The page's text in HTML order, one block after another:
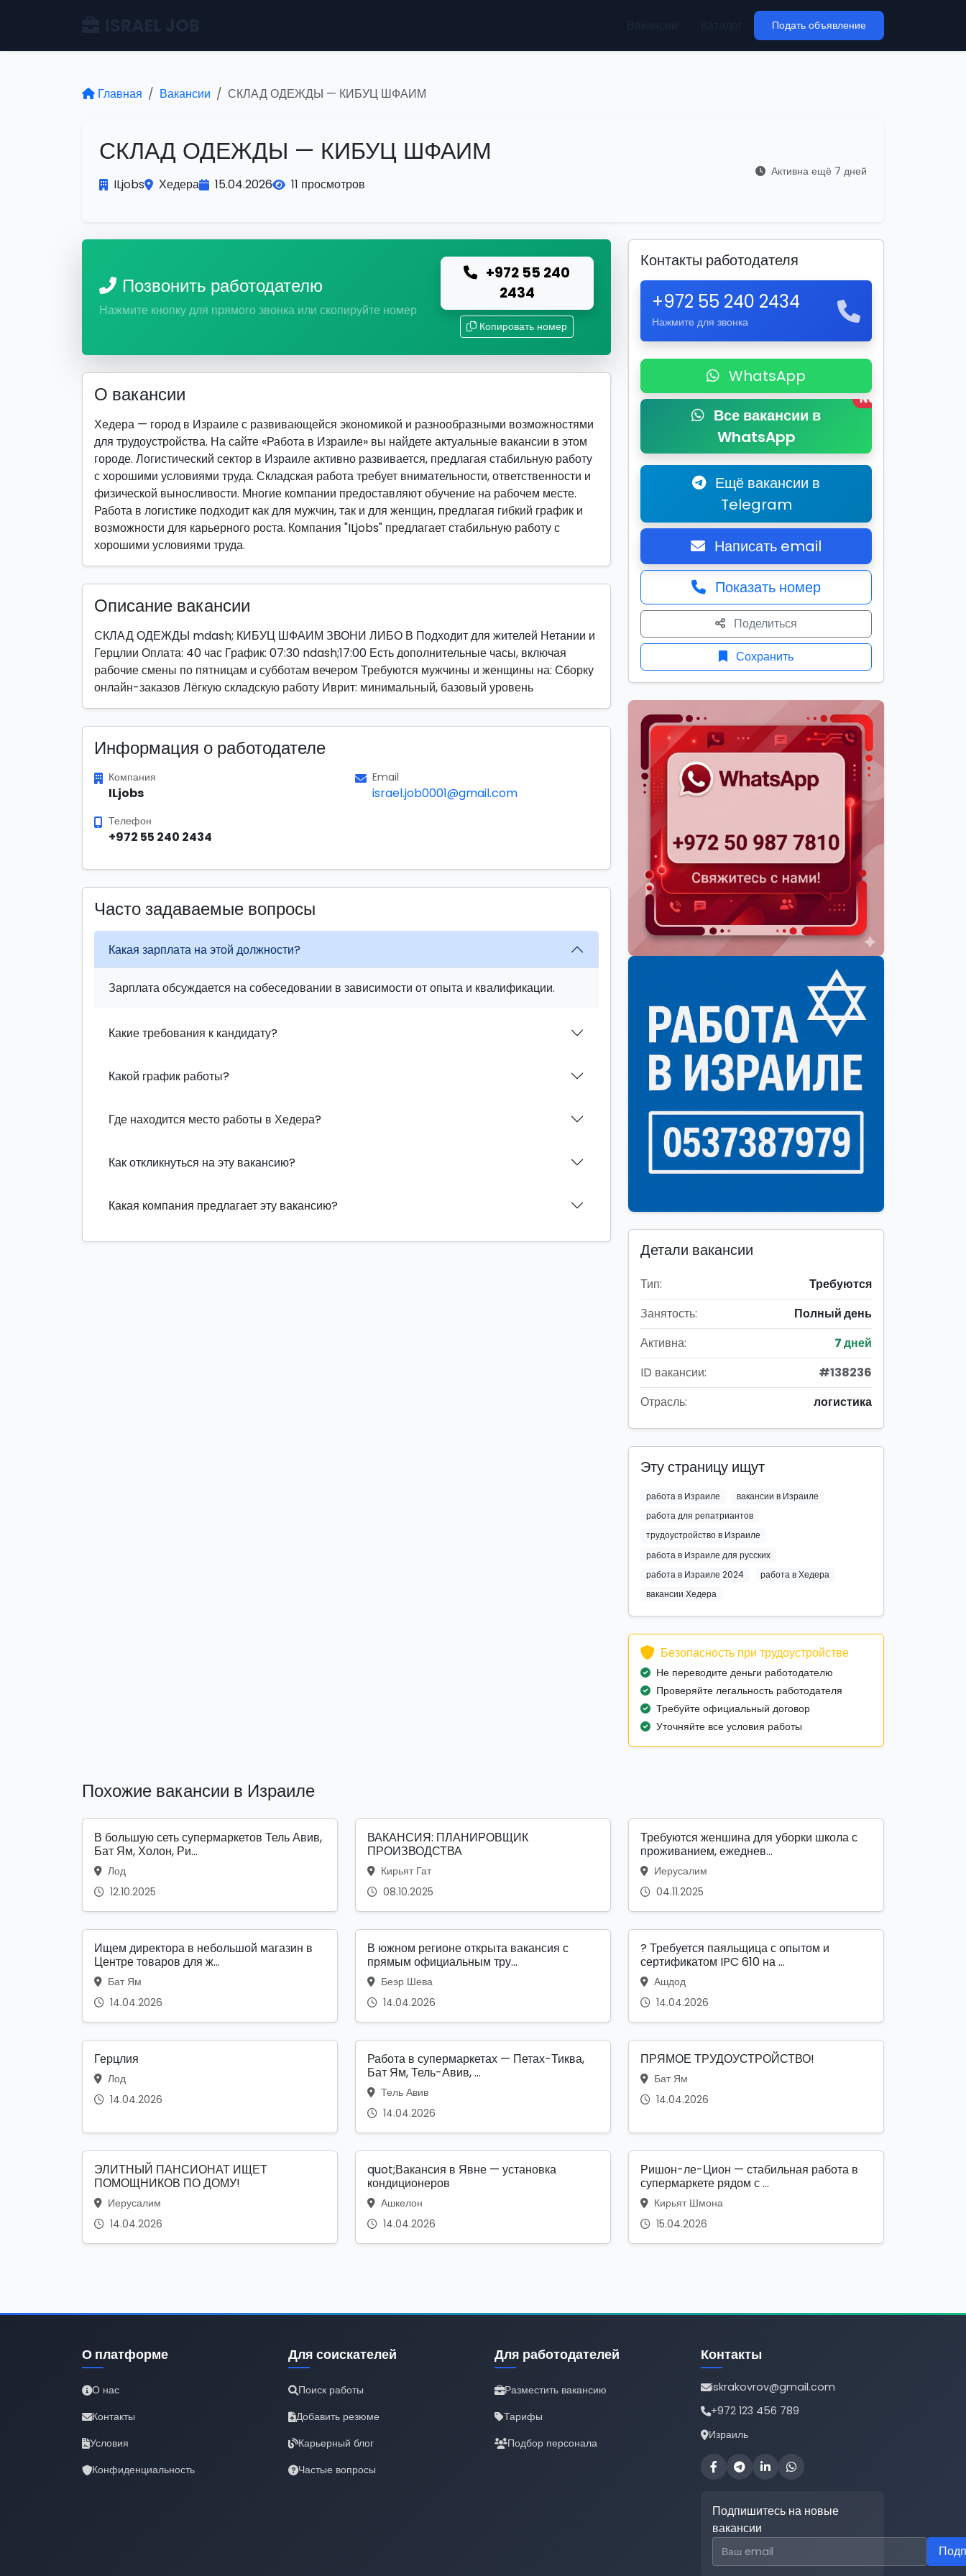
Подать объявление
Главная Вакансии СКЛАД ОДЕЖДЫ — КИБУЦ ШФАИМ
СКЛАД ОДЕЖДЫ — КИБУЦ ШФАИМ
ILjobs Хедера 15.04.2026 11 просмотров
Активна ещё 7 дней
Позвонить работодателю
Нажмите кнопку для прямого звонка или скопируйте номер
+972 55 240
2434
Копировать номер
О вакансии
Хедера — город в Израиле с развивающейся экономикой и разнообразными возможностями
для трудоустройства. На сайте «Работа в Израиле» вы найдете актуальные вакансии в этом
городе. Логистический сектор в Израиле активно развивается, предлагая стабильную работу
с хорошими условиями труда. Складская работа требует внимательности, ответственности и
физической выносливости. Многие компании предоставляют обучение на рабочем месте.
Работа в логистике подходит как для мужчин, так и для женщин, предлагая гибкий график и
возможности для карьерного роста. Компания "ILjobs" предлагает стабильную работу с
хорошими условиями труда.
Описание вакансии
СКЛАД ОДЕЖДЫ mdash; КИБУЦ ШФАИМ ЗВОНИ ЛИБО В Подходит для жителей Нетании и
Герцлии Оплата: 40 час График: 07:30 ndash;17:00 Есть дополнительные часы, включая
рабочие смены по пятницам и субботам вечером Требуются мужчины и женщины на: Сборку
онлайн-заказов Лёгкую складскую работу Иврит: минимальный, базовый уровень
Информация о работодателе
Компания
ILjobs
Email
israel.job0001@gmail.com
Телефон
+972 55 240 2434
Часто задаваемые вопросы
Какая зарплата на этой должности?
Зарплата обсуждается на собеседовании в зависимости от опыта и квалификации.
Какие требования к кандидату?
Какой график работы?
Где находится место работы в Хедера?
Как откликнуться на эту вакансию?
Какая компания предлагает эту вакансию?
Контакты работодателя
+972 55 240 2434
Нажмите для звонка
WhatsApp
Все вакансии в
WhatsApp
New
Ещё вакансии в
Telegram
Написать email
Показать номер
Поделиться
Сохранить
Детали вакансии
Тип:
Требуются
Занятость:
Полный день
Активна:
7 дней
ID вакансии:
#138236
Отрасль:
логистика
Эту страницу ищут
работа в Израиле
вакансии в Израиле
работа для репатриантов
трудоустройство в Израиле
работа в Израиле для русских
работа в Израиле 2024
работа в Хедера
вакансии Хедера
Безопасность при трудоустройстве
Не переводите деньги работодателю
Проверяйте легальность работодателя
Требуйте официальный договор
Уточняйте все условия работы
Похожие вакансии в Израиле
В большую сеть супермаркетов Тель Авив,
Бат Ям, Холон, Ри...
Лод
12.10.2025
ВАКАНСИЯ: ПЛАНИРОВЩИК
ПРОИЗВОДСТВА
Кирьят Гат
08.10.2025
Требуются женшина для уборки школа с
проживанием, ежеднев...
Иерусалим
04.11.2025
Ищем директора в небольшой магазин в
Центре товаров для ж...
Бат Ям
14.04.2026
В южном регионе открыта вакансия с
прямым официальным тру...
Беэр Шева
14.04.2026
? Требуется паяльщица с опытом и
сертификатом IPC 610 на ...
Ашдод
14.04.2026
Герцлия
Лод
14.04.2026
Работа в супермаркетах — Петах-Тиква,
Бат Ям, Тель-Авив, ...
Тель Авив
14.04.2026
ПРЯМОЕ ТРУДОУСТРОЙСТВО!
Бат Ям
14.04.2026
ЭЛИТНЫЙ ПАНСИОНАТ ИЩЕТ
ПОМОЩНИКОВ ПО ДОМУ!
Иерусалим
14.04.2026
quot;Вакансия в Явне — установка
кондиционеров
Ашкелон
14.04.2026
Ришон-ле-Цион — стабильная работа в
супермаркете рядом с ...
Кирьят Шмона
15.04.2026
О платформе
О нас
Контакты
Условия
Конфиденциальность
Для соискателей
Поиск работы
Добавить резюме
Карьерный блог
Частые вопросы
Для работодателей
Разместить вакансию
Тарифы
Подбор персонала
Контакты
iskrakovrov@gmail.com
+972 123 456 789
Израиль
Подпишитесь на новые
вакансии
Email для подписки